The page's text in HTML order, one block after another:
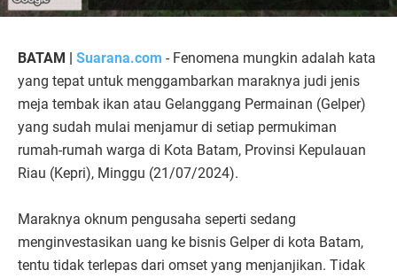
BATAM | Suarana.com - Fenomena mungkin adalah kata
yang tepat untuk menggambarkan maraknya judi jenis
meja tembak ikan atau Gelanggang Permainan (Gelper)
yang sudah mulai menjamur di setiap permukiman
rumah-rumah warga di Kota Batam, Provinsi Kepulauan
Riau (Kepri), Minggu (21/07/2024).
Maraknya oknum pengusaha seperti sedang
menginvestasikan uang ke bisnis Gelper di kota Batam,
tentu tidak terlepas dari omset yang menjanjikan. Tidak